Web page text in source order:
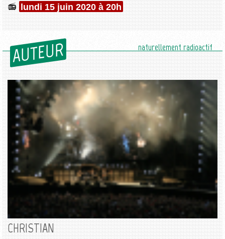
lundi 15 juin 2020 à 20h
AUTEUR naturellement radioactif
CHRISTIAN